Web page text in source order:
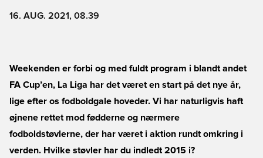
16. AUG. 2021, 08.39
Weekenden er forbi og med fuldt program i blandt andet
FA Cup’en, La Liga har det været en start på det nye år,
lige efter os fodboldgale hoveder. Vi har naturligvis haft
øjnene rettet mod fødderne og nærmere
fodboldstøvlerne, der har været i aktion rundt omkring i
verden. Hvilke støvler har du indledt 2015 i?